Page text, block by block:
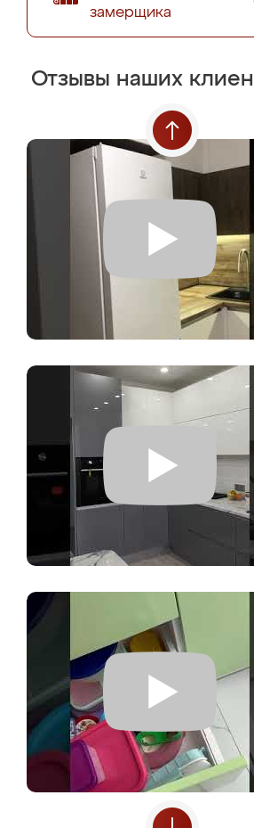
замерщика
Отзывы наших